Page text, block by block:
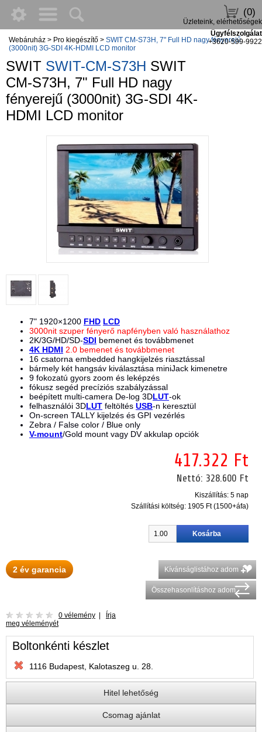
(0)
Üzleteink, elérhetőségek
Ügyfélszolgálat
+3620-599-9922
Webáruház > Pro kiegészítő > SWIT CM-S73H, 7" Full HD nagy fényerejű
(3000nit) 3G-SDI 4K-HDMI LCD monitor
SWIT SWIT-CM-S73H SWIT
CM-S73H, 7" Full HD nagy
fényerejű (3000nit) 3G-SDI 4K-
HDMI LCD monitor
7" 1920×1200 FHD LCD
3000nit szuper fényerő napfényben való használathoz
2K/3G/HD/SD-SDI bemenet és továbbmenet
4K HDMI 2.0 bemenet és továbbmenet
16 csatorna embedded hangkijelzés riasztással
bármely két hangsáv kiválasztása miniJack kimenetre
9 fokozatú gyors zoom és leképzés
fókusz segéd precíziós szabályzással
beépített multi-camera De-log 3DLUT-ok
felhasználói 3DLUT feltöltés USB-n keresztül
On-screen TALLY kijelzés és GPI vezérlés
Zebra / False color / Blue only
V-mount/Gold mount vagy DV akkulap opciók
417.322 Ft
Nettó: 328.600 Ft
Kiszállítás: 5 nap
Szállítási költség: 1905 Ft (1500+áfa)
2 év garancia Kívánságlistához adom
Összehasonlításhoz adom
0 vélemény
Írja
meg véleményét
Boltonkénti készlet
1116 Budapest, Kalotaszeg u. 28.
Hitel lehetőség
Csomag ajánlat